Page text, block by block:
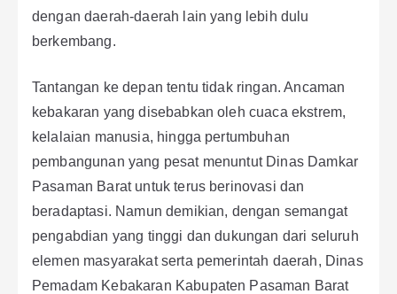
dengan daerah-daerah lain yang lebih dulu
berkembang.
Tantangan ke depan tentu tidak ringan. Ancaman
kebakaran yang disebabkan oleh cuaca ekstrem,
kelalaian manusia, hingga pertumbuhan
pembangunan yang pesat menuntut Dinas Damkar
Pasaman Barat untuk terus berinovasi dan
beradaptasi. Namun demikian, dengan semangat
pengabdian yang tinggi dan dukungan dari seluruh
elemen masyarakat serta pemerintah daerah, Dinas
Pemadam Kebakaran Kabupaten Pasaman Barat